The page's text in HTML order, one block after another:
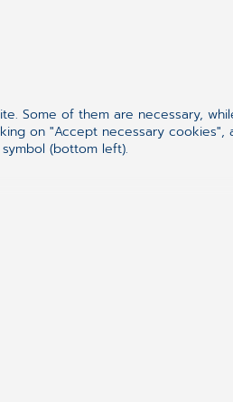
Some of them are necessary,
on "Accept necessary
(bottom left).